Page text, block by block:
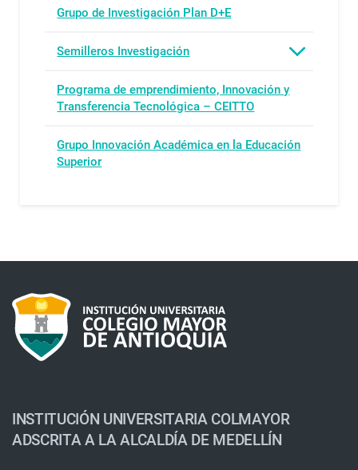
Grupo de Investigación Plan D+E
Semilleros Investigación
Programa de emprendimiento, Innovación y
Transferencia Tecnológica – CEITTO
Grupo Innovación Académica en la Educación
Superior
INSTITUCIÓN UNIVERSITARIA COLMAYOR
ADSCRITA A LA ALCALDÍA DE MEDELLÍN